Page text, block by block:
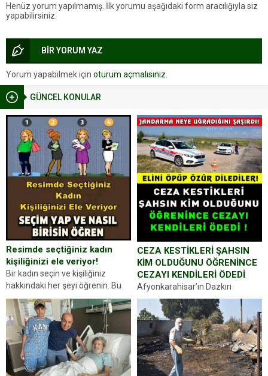
GÜNCEL KONULAR
Resimde seçtiğiniz kadın
kişiliğinizi ele veriyor!
Bir kadın seçin ve kişiliğiniz
hakkındaki her şeyi öğrenin. Bu
kez karşınıza oldukça farklı bir
kişilik testiyle çıkıyoruz. Resimde
gördüğünüz kadın figürlerinden
dikkatinizi en...
CEZA KESTİKLERİ ŞAHSIN
KİM OLDUĞUNU ÖĞRENİNCE
CEZAYI KENDİLERİ ÖDEDİ
Afyonkarahisar’ın Dazkırı
ilçesinde trafik uygulaması
yapan jandarma ekipleri
durdurdukları bir otomobilin
sürücüsünden ehliyet ve ruhsat
sorup belgelerini istedi. Sürücü
Abdurrahman Ö.nün verdiği
evraklarda eksik olduğunu...
Henüz yorum yapılmamış. İlk yorumu aşağıdaki form aracılığıyla siz
yapabilirsiniz.
BİR YORUM YAZ
Yorum yapabilmek için oturum açmalısınız